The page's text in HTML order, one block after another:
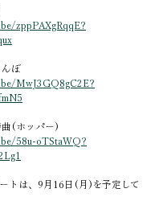
zppPAXgRqqE?
ぼ
MwJ3GQ8gC2E?
(ホッパー)
58u-oTStaWQ?
トは、9月16日(月)を予定して